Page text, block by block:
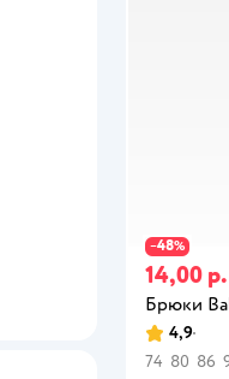
−48%
14,00 р.
Брюки
4,9
74 80 86